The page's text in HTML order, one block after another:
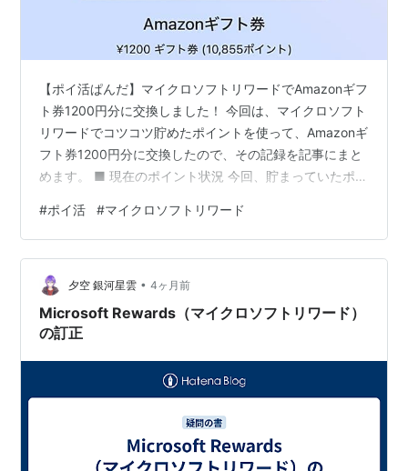
【ポイ活ぱんだ】マイクロソフトリワードでAmazonギフ
ト券1200円分に交換しました！ 今回は、マイクロソフト
リワードでコツコツ貯めたポイントを使って、Amazonギ
フト券1200円分に交換したので、その記録を記事にまと
めます。 ■ 現在のポイント状況 今回、貯まっていたポイ
まりました。 ■ 交換はAmazonギフト券が一番お得 いく
つか交換先はありますが、還元率を考えるとやっぱり 👉
Amazonギフト券が一番おすすめ 今回の交換条件は以下
の通りです。 10,855ポイント → 1,200円分のAmazonギ
フト券 このレート、か…
#ポイ活 #マイクロソフトリワード
夕空 銀河星雲 • 4ヶ月前
Microsoft Rewards（マイクロソフトリワード）
の訂正